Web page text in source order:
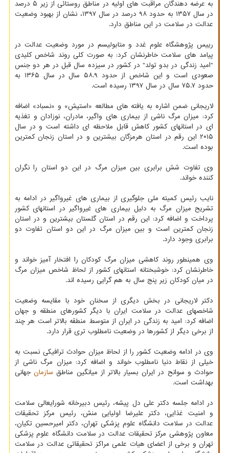
به عرضه دهندگان مراقبت های اولیه در مناطق روستائی از زیر ۵ درصد
در سال ۱۳۵۷ به حدود ۹۸ درصد در سال ۱۳۹۷، نشان از بهبود وضعیت
عدالت در سلامت در این مناطق دارد.
رییس پژوهشگاه علوم غدد و متابولیسم در مورد وضعیت عدالت در
پیامد های سلامت خاطرنشان کرد: به صورت کلی روند شاخص کلیدی
"امید زندگی در بدو تولد" در کشور در سیزده سال قبل در هر دو جنس
صعودی است و این شاخص از حدود ۵۸.۹ سال در سال ۱۳۶۵ به
حدود ۷۵.۷ سال در سال ۱۳۹۷ رسیده است.
لاریجانی ضمن اشاره به یافته های مطالعه «استپش» و «نسباد» اضافه
کرد: میزان مرگ ناشی از بیماری های واگیر، مادران، نوزادان و تغذیه
ای در استانهای کشور کاهش قابل ملاحظه ای داشته است و در سال
۲۰۱۵ این رقم در استان هرمزگان بیشترین و در استان زنجان کمترین
بوده است.
وی تفاوت شش برابری بین میزان مرگ در این دو استان را نگران
کننده خواند.
نایب رئیس کمیته ملی جلوگیری از بیماری های غیرواگیر در ادامه به
تشریح میزان مرگ به دلیل بیماری های غیرواگیر در استانهای کشور
پرداخت و اضافه کرد: این رقم در استان گلستان بیشترین و در استان
زنجان کمترین است و بین میزان مرگ در این دو استان تفاوت دو
برابری وجود دارد.
وی همینطور روند کاهشی میزان مرگ کودکان را افتخار آمیز خواند و
خاطرنشان کرد: خوشبختانه استانهای کشور از لحاظ شاخص میزان مرگ
در میان کودکان زیر پنج سال به هم گرایی رسیده اند.
دکتر لاریجانی در بخش دیگری از سخنان خود با مقایسه وضعیت
شاخصهای عدالت در سلامت ایران با دیگر کشورهای منطقه و جهان
اضافه کرد: امید به زندگی در ایران از متوسط منطقه بالاتر است هر چند
از برخی دیگر از کشورها در وضعیت نامطلوب تری قرار دارد.
وی در ادامه وضعیت کشور را از لحاظ میزان حوادث ترافیکی نسبت به
خیلی از نقاط دنیا نامطلوب خواند و اضافه کرد: میزان مرگ ناشی از
حوادث و سوانح در ایران بسیار بالاتر از میانگین مناطق سازمانجهانی
بهداشت است.
در ادامه جلسه دکتر علی دل پیشه، رئیس دبیرخانه شورایعالی سلامت
و امنیت غذایی، دکتر علیرضا اولیایی منش، رئیس مرکز تحقیقات
عدالت در سلامت دانشگاه علوم پزشکی تهران، دکتر امیرحسین تکیان،
معاون پژوهشی مرکز تحقیقات عدالت در سلامت دانشگاه علوم پزشکی
تهران و برخی از اعضای هیات علمی مراکز تحقیقاتی عدالت در سلامت